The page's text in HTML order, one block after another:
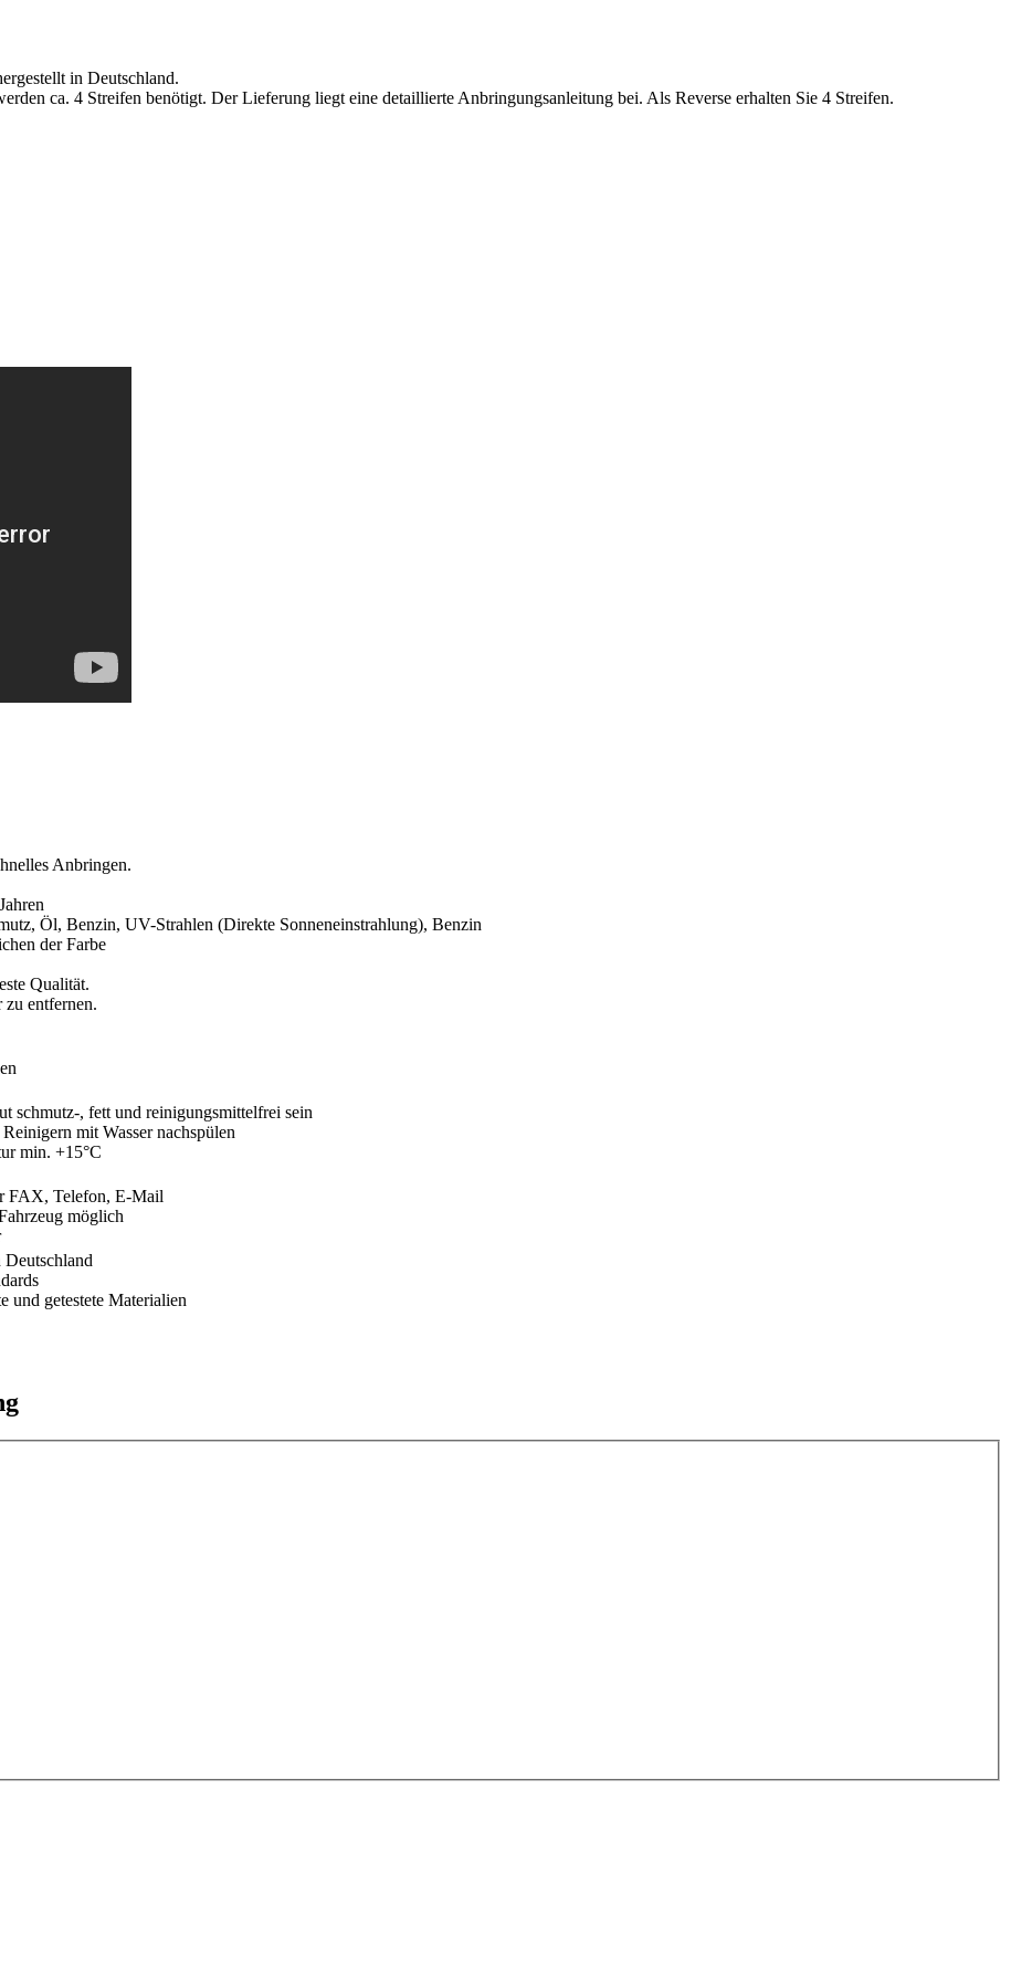
in Deutschland.
ca. 4 Streifen benötigt. Der Lieferung liegt eine detaillierte Anbringungsanleitung bei. Als Reverse erhalten Sie 4 Streifen.
Anbringen.
Öl, Benzin, UV-Strahlen (Direkte Sonneneinstrahlung), Benzin
der Farbe
Qualität.
zu entfernen.
schmutz-, fett und reinigungsmittelfrei sein
mit Wasser nachspülen
min. +15°C
FAX, Telefon, E-Mail
möglich
und getestete Materialien